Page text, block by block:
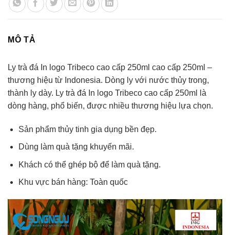
MÔ TẢ
Ly trà đá In logo Tribeco cao cấp 250ml cao cấp 250ml –
thương hiệu từ Indonesia. Dòng ly với nước thủy trong,
thành ly dày. Ly trà đá In logo Tribeco cao cấp 250ml là
dòng hàng, phổ biến, được nhiều thương hiệu lựa chọn.
Sản phẩm thủy tinh gia dụng bền đẹp.
Dùng làm quà tặng khuyến mãi.
Khách có thể ghép bộ để làm quà tặng.
Khu vực bán hàng: Toàn quốc